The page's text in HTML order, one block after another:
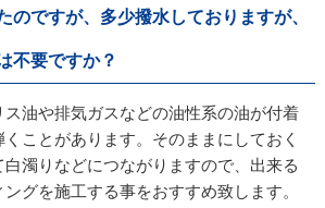
のですが、多少撥水しておりますが、
不要ですか？
ス油や排気ガスなどの油性系の油が付着
ことがあります。そのままにしておく
白濁りなどにつながりますので、出来る
グを施工する事をおすすめ致します。